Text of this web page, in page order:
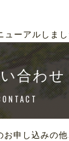
ーアルしまし
合わせ
お申し込みの